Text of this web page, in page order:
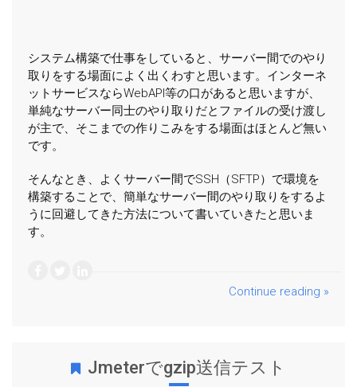
システム構築で仕事をしていると、サーバー間でのやり
取りをする場面によく出くわすと思います。インターネ
ットサービスならWebAPI等の口があると思いますが、
単純なサーバー同士のやり取りだとファイルの受け渡し
が主で、そこまでの作りこみをする場面はほとんど無い
です。
そんなとき、よくサーバー間でSSH（SFTP）で環境を
構築することで、簡単なサーバー間のやり取りをするよ
うに回避してきた方法について書いていきたと思いま
す。
Continue reading »
Jmeterでgzip送信テスト